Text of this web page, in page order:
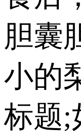
胆囊
小的
标题;